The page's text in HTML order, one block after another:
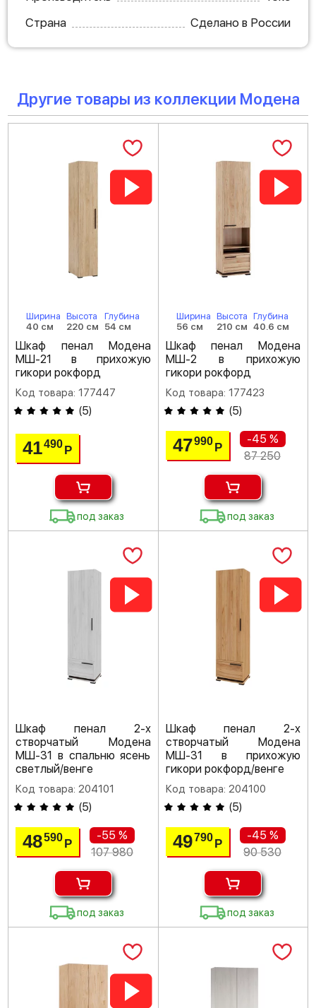
Страна
Сделано в России
Другие товары из коллекции Модена
Ширина
40 см
Высота
220 см
Глубина
54 см
Шкаф пенал Модена
МШ-21 в прихожую
гикори рокфорд
Код товара: 177447
(5)
41490Р
под заказ
Ширина
56 см
Высота
210 см
Глубина
40.6 см
Шкаф пенал Модена
МШ-2 в прихожую
гикори рокфорд
Код товара: 177423
(5)
47990 Р
-45 %
87 250
под заказ
Шкаф пенал 2-х
створчатый Модена
МШ-31 в спальню ясень
светлый/венге
Код товара: 204101
(5)
48590Р
-55 %
107 980
под заказ
Шкаф пенал 2-х
створчатый Модена
МШ-31 в прихожую
гикори рокфорд/венге
Код товара: 204100
(5)
49790 Р
-45 %
90 530
под заказ